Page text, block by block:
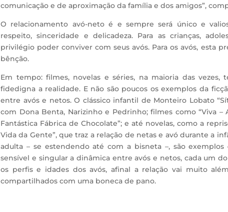
comunicação e de aproximação da família e dos amigos”,
O relacionamento avó-neto é e sempre será único e
respeito, sinceridade e delicadeza. Para as crianças,
privilégio poder conviver com seus avós. Para os avós, esta
bênção.
Em tempo: filmes, novelas e séries, na maioria das vezes,
fidedigna a realidade. E não são poucos os exemplos da
entre avós e netos. O clássico infantil de Monteiro Lobato
com Dona Benta, Narizinho e Pedrinho; filmes como “Viva –
Fantástica Fábrica de Chocolate”; e até novelas, como a
Vida da Gente”, que traz a relação de netas e avó durante a
adulta – se estendendo até com a bisneta –, são
sensível e singular a dinâmica entre avós e netos, cada um
os perfis e idades dos avós, afinal a relação vai muito
compartilhados com uma boneca de pano.